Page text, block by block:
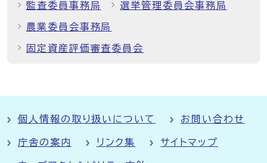
監査委員事務局 選挙管理委員会事務局
農業委員会事務局
固定資産評価審査委員会
個人情報の取り扱いについて お問い合わせ
庁舎の案内 リンク集 サイトマップ